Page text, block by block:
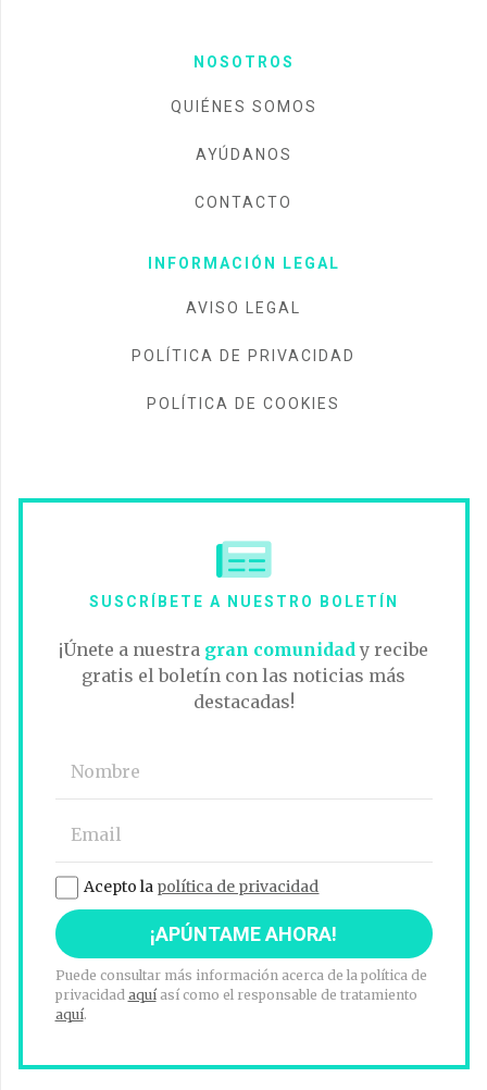
NOSOTROS
QUIÉNES SOMOS
AYÚDANOS
CONTACTO
INFORMACIÓN LEGAL
AVISO LEGAL
POLÍTICA DE PRIVACIDAD
POLÍTICA DE COOKIES
SUSCRÍBETE A NUESTRO BOLETÍN
¡Únete a nuestra gran comunidady recibe
gratis el boletín con las noticias más
destacadas!
Acepto la política de privacidad
Puede consultar más información acerca de la política de
privacidad aquíasí como el responsable de tratamiento
aquí.